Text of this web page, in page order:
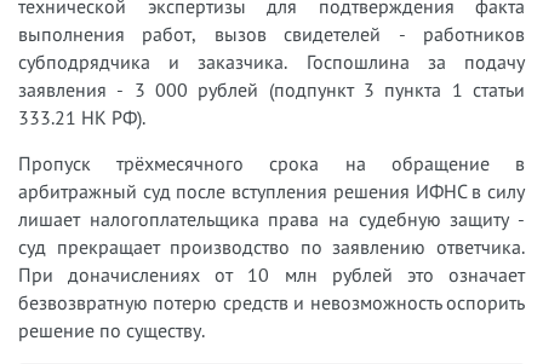
технической экспертизы для подтверждения факта
выполнения работ, вызов свидетелей - работников
субподрядчика и заказчика. Госпошлина за подачу
заявления - 3 000 рублей (подпункт 3 пункта 1 статьи
333.21 НК РФ).
Пропуск трёхмесячного срока на обращение в
арбитражный суд после вступления решения ИФНС в силу
лишает налогоплательщика права на судебную защиту -
суд прекращает производство по заявлению ответчика.
При доначислениях от 10 млн рублей это означает
безвозвратную потерю средств и невозможность оспорить
решение по существу.